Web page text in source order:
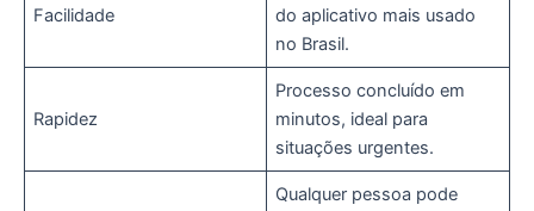
Facilidade
do aplicativo mais usado
no Brasil.
Rapidez
Processo concluído em
minutos, ideal para
situações urgentes.
Qualquer pessoa pode